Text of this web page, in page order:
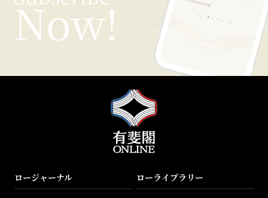
ロージャーナル ローライブラリー